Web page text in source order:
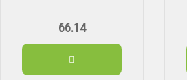
66.14